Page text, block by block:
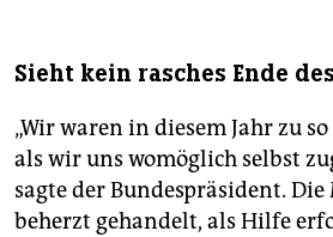
Sieht kein rasches Ende
„Wir waren in diesem Jahr zu
als wir uns womöglich selbst
sagte der Bundespräsident.
beherzt gehandelt, als Hilfe